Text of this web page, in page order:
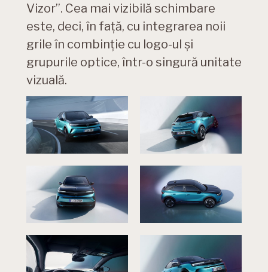
Vizor”. Cea mai vizibilă schimbare
este, deci, în față, cu integrarea noii
grile în combinție cu logo-ul și
grupurile optice, într-o singură unitate
vizuală.